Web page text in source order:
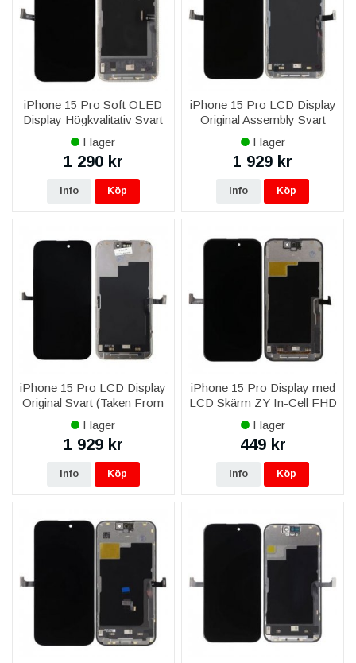
iPhone 15 Pro Soft OLED
Display Högkvalitativ Svart
(DD brand)
I lager
1 290 kr
Info Köp
iPhone 15 Pro LCD Display
Original Assembly Svart
I lager
1 929 kr
Info Köp
iPhone 15 Pro LCD Display
Original Svart (Taken From
New iPhone)
I lager
1 929 kr
Info Köp
iPhone 15 Pro Display med
LCD Skärm ZY In-Cell FHD
COF
I lager
449 kr
Info Köp